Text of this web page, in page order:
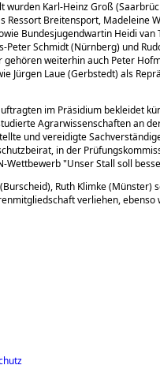
Karl-Heinz Groß
Ressort Breitensport, Madeleine
Bundesjugendwartin Heidi van
Schmidt (Nürnberg) und
weiterhin auch Peter
Jürgen Laue (Gerbstedt) als
im Präsidium bekleidet
Agrarwissenschaften an
und vereidigte
in der
Wettbewerb Unser Stall soll
Ruth Klimke (Münster)
verliehen, ebenso